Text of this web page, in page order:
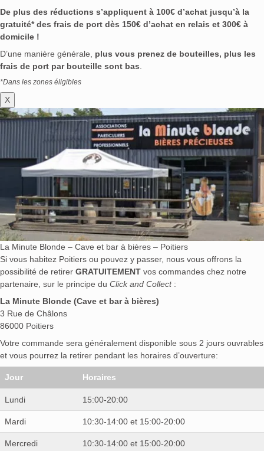
De plus des réductions s’appliquent à 100€ d’achat jusqu’à la
gratuité* des frais de port dès 150€ d’achat en relais et 300€ à
domicile !
D’une manière générale, plus vous prenez de bouteilles, plus les
frais de port par bouteille sont bas
*Dans les zones éligibles
X
La Minute Blonde – Cave et bar à bières – Poitiers
Si vous habitez Poitiers ou pouvez y passer, nous vous offrons la
possibilité de retirer GRATUITEMENT vos commandes chez notre
partenaire, sur le principe du Click and Collect:
La Minute Blonde (Cave et bar à bières)
3 Rue de Châlons
86000 Poitiers
Votre commande sera généralement disponible sous 2 jours ouvrables
et vous pourrez la retirer pendant les horaires d’ouverture:
Jour Horaires
Lundi 15:00-20:00
Mardi 10:30-14:00 et 15:00-20:00
Mercredi 10:30-14:00 et 15:00-20:00